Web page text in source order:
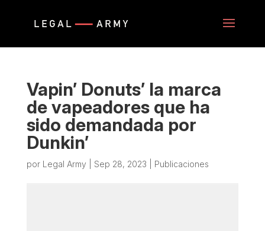
Vapin’ Donuts’ la marca
de vapeadores que ha
sido demandada por
Dunkin’
por Legal Army Sep 28, 2023 Publicaciones